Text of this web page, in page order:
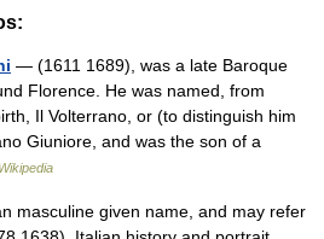
— (1611 1689), was a late Baroque
Florence. He was named, from
Il Volterrano, or (to distinguish him
Giuniore, and was the son of a
Wikipedia
masculine given name, and may refer